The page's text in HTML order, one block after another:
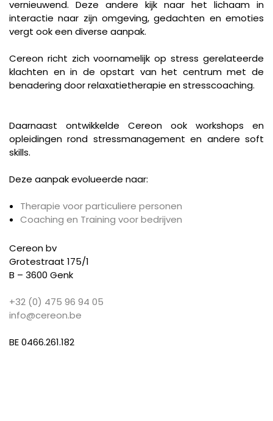
vernieuwend. Deze andere kijk naar het lichaam in
interactie naar zijn omgeving, gedachten en emoties
vergt ook een diverse aanpak.
Cereon richt zich voornamelijk op stress gerelateerde
klachten en in de opstart van het centrum met de
benadering door relaxatietherapie en stresscoaching.
Daarnaast ontwikkelde Cereon ook workshops en
opleidingen rond stressmanagement en andere soft
skills.
Deze aanpak evolueerde naar:
Therapie voor particuliere personen
Coaching en Training voor bedrijven
Cereon bv
Grotestraat 175/1
B – 3600 Genk
+32 (0) 475 96 94 05
info@cereon.be
BE 0466.261.182